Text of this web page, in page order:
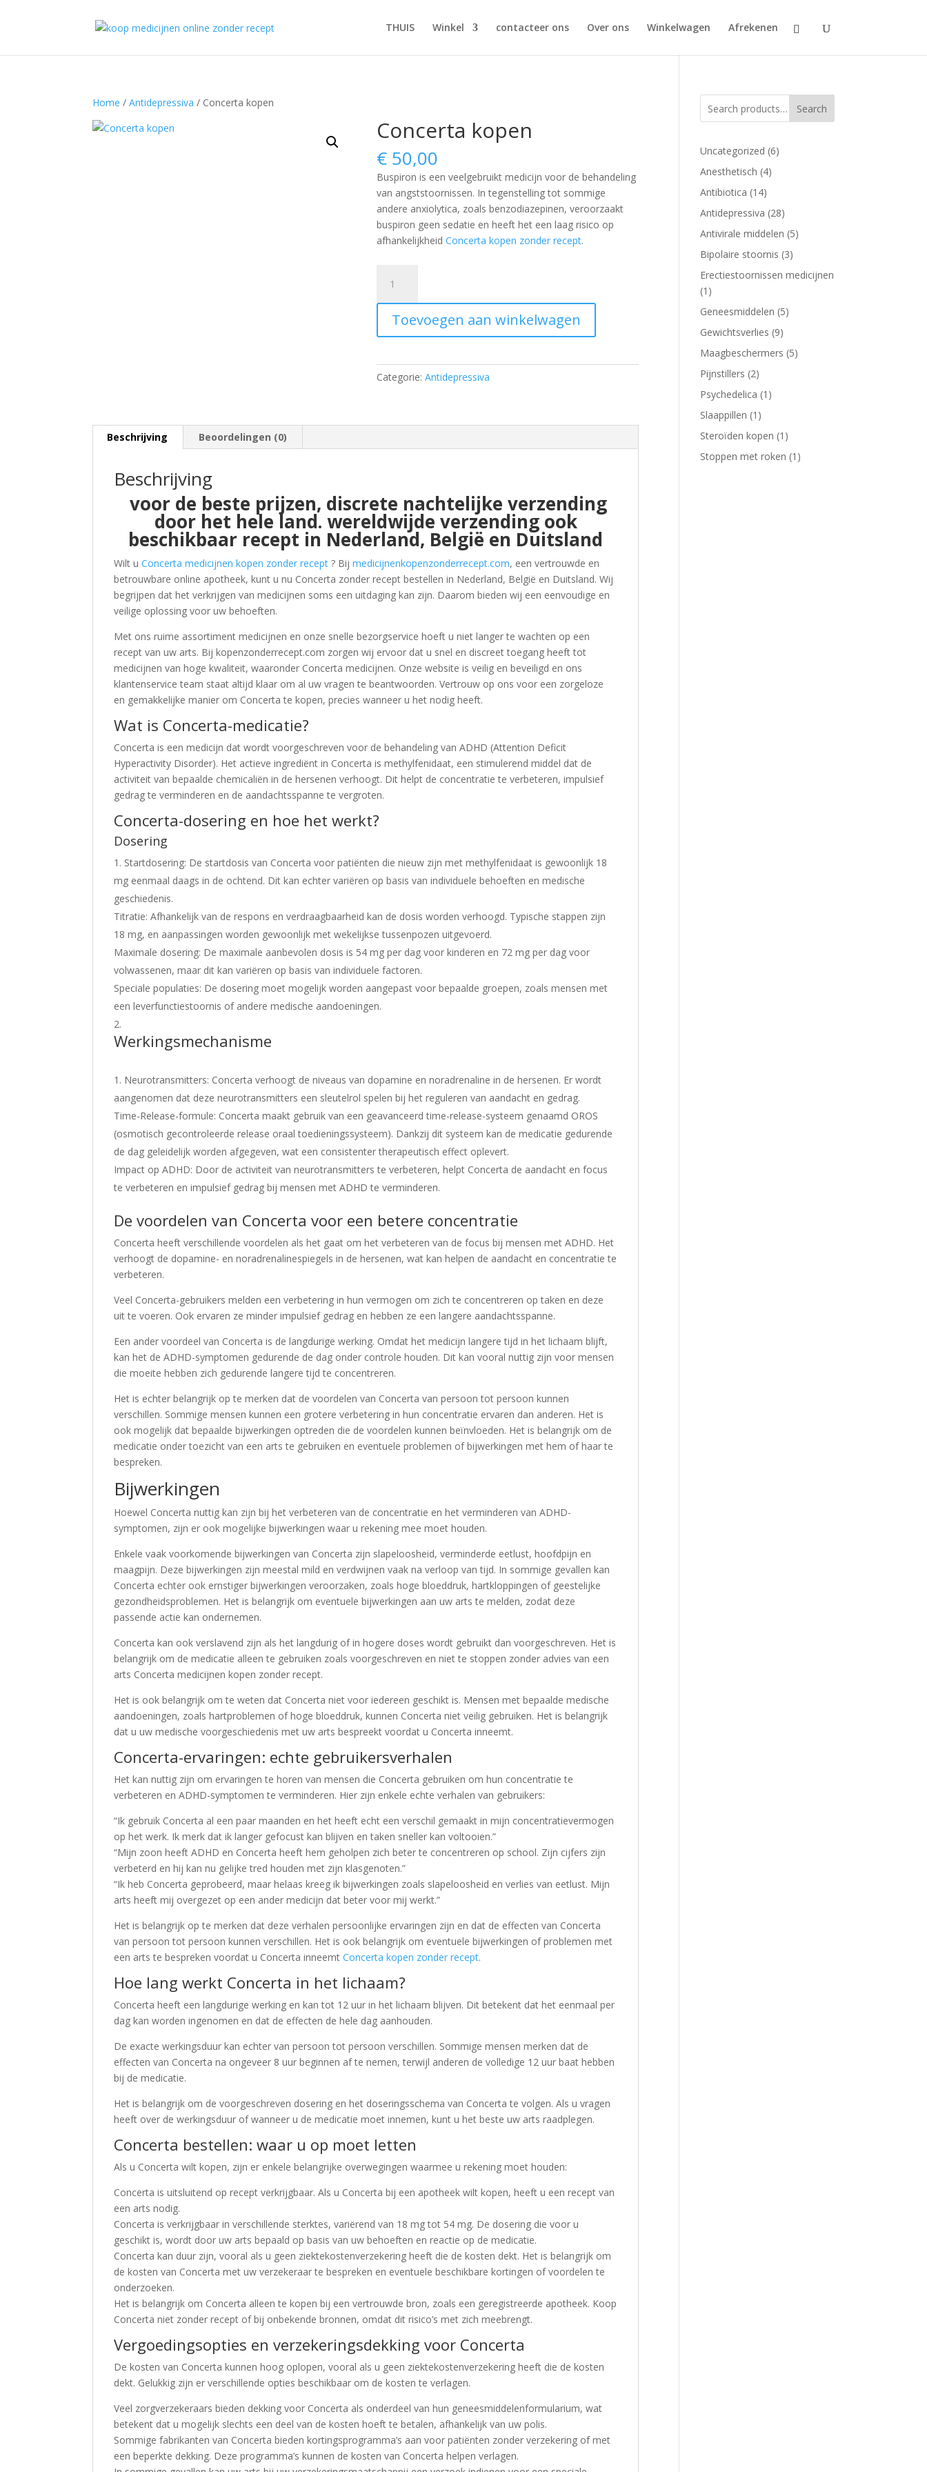
THUIS Winkel contacteer ons Over ons Winkelwagen Afrekenen
Home /Antidepressiva / Concerta kopen
Concerta kopen
€ 50,00
Buspiron is een veelgebruikt medicijn voor de behandeling
van angststoornissen. In tegenstelling tot sommige
andere anxiolytica, zoals benzodiazepinen, veroorzaakt
buspiron geen sedatie en heeft het een laag risico op
afhankelijkheidConcerta kopen zonder recept.
kopen
aantal
Toevoegen aan winkelwagen
Categorie:Antidepressiva
Beschrijving Beoordelingen (0)
Beschrijving
voor de beste prijzen, discrete nachtelijke verzending
door het hele land. wereldwijde verzending ook
beschikbaar recept in Nederland, België en Duitsland
Wilt uConcerta medicijnen kopen zonder recept ? Bijmedicijnenkopenzonderrecept.com, een vertrouwde en
betrouwbare online apotheek, kunt u nu Concerta zonder recept bestellen in Nederland, België en Duitsland. Wij
begrijpen dat het verkrijgen van medicijnen soms een uitdaging kan zijn. Daarom bieden wij een eenvoudige en
veilige oplossing voor uw behoeften.
Met ons ruime assortiment medicijnen en onze snelle bezorgservice hoeft u niet langer te wachten op een
recept van uw arts. Bij kopenzonderrecept.com zorgen wij ervoor dat u snel en discreet toegang heeft tot
medicijnen van hoge kwaliteit, waaronder Concerta medicijnen. Onze website is veilig en beveiligd en ons
klantenservice team staat altijd klaar om al uw vragen te beantwoorden. Vertrouw op ons voor een zorgeloze
en gemakkelijke manier om Concerta te kopen, precies wanneer u het nodig heeft.
Wat is Concerta-medicatie?
Concerta is een medicijn dat wordt voorgeschreven voor de behandeling van ADHD (Attention Deficit
Hyperactivity Disorder). Het actieve ingrediënt in Concerta is methylfenidaat, een stimulerend middel dat de
activiteit van bepaalde chemicaliën in de hersenen verhoogt. Dit helpt de concentratie te verbeteren, impulsief
gedrag te verminderen en de aandachtsspanne te vergroten.
Concerta-dosering en hoe het werkt?
Dosering
Startdosering: De startdosis van Concerta voor patiënten die nieuw zijn met methylfenidaat is gewoonlijk 18
mg eenmaal daags in de ochtend. Dit kan echter variëren op basis van individuele behoeften en medische
geschiedenis.
Titratie: Afhankelijk van de respons en verdraagbaarheid kan de dosis worden verhoogd. Typische stappen zijn
18 mg, en aanpassingen worden gewoonlijk met wekelijkse tussenpozen uitgevoerd.
Maximale dosering: De maximale aanbevolen dosis is 54 mg per dag voor kinderen en 72 mg per dag voor
volwassenen, maar dit kan variëren op basis van individuele factoren.
Speciale populaties: De dosering moet mogelijk worden aangepast voor bepaalde groepen, zoals mensen met
een leverfunctiestoornis of andere medische aandoeningen.
Werkingsmechanisme
Neurotransmitters: Concerta verhoogt de niveaus van dopamine en noradrenaline in de hersenen. Er wordt
aangenomen dat deze neurotransmitters een sleutelrol spelen bij het reguleren van aandacht en gedrag.
Time-Release-formule: Concerta maakt gebruik van een geavanceerd time-release-systeem genaamd OROS
(osmotisch gecontroleerde release oraal toedieningssysteem). Dankzij dit systeem kan de medicatie gedurende
de dag geleidelijk worden afgegeven, wat een consistenter therapeutisch effect oplevert.
Impact op ADHD: Door de activiteit van neurotransmitters te verbeteren, helpt Concerta de aandacht en focus
te verbeteren en impulsief gedrag bij mensen met ADHD te verminderen.
De voordelen van Concerta voor een betere concentratie
Concerta heeft verschillende voordelen als het gaat om het verbeteren van de focus bij mensen met ADHD. Het
verhoogt de dopamine- en noradrenalinespiegels in de hersenen, wat kan helpen de aandacht en concentratie te
verbeteren.
Veel Concerta-gebruikers melden een verbetering in hun vermogen om zich te concentreren op taken en deze
uit te voeren. Ook ervaren ze minder impulsief gedrag en hebben ze een langere aandachtsspanne.
Een ander voordeel van Concerta is de langdurige werking. Omdat het medicijn langere tijd in het lichaam blijft,
kan het de ADHD-symptomen gedurende de dag onder controle houden. Dit kan vooral nuttig zijn voor mensen
die moeite hebben zich gedurende langere tijd te concentreren.
Het is echter belangrijk op te merken dat de voordelen van Concerta van persoon tot persoon kunnen
verschillen. Sommige mensen kunnen een grotere verbetering in hun concentratie ervaren dan anderen. Het is
ook mogelijk dat bepaalde bijwerkingen optreden die de voordelen kunnen beïnvloeden. Het is belangrijk om de
medicatie onder toezicht van een arts te gebruiken en eventuele problemen of bijwerkingen met hem of haar te
bespreken.
Bijwerkingen
Hoewel Concerta nuttig kan zijn bij het verbeteren van de concentratie en het verminderen van ADHD-
symptomen, zijn er ook mogelijke bijwerkingen waar u rekening mee moet houden.
Enkele vaak voorkomende bijwerkingen van Concerta zijn slapeloosheid, verminderde eetlust, hoofdpijn en
maagpijn. Deze bijwerkingen zijn meestal mild en verdwijnen vaak na verloop van tijd. In sommige gevallen kan
Concerta echter ook ernstiger bijwerkingen veroorzaken, zoals hoge bloeddruk, hartkloppingen of geestelijke
gezondheidsproblemen. Het is belangrijk om eventuele bijwerkingen aan uw arts te melden, zodat deze
passende actie kan ondernemen.
Concerta kan ook verslavend zijn als het langdurig of in hogere doses wordt gebruikt dan voorgeschreven. Het is
belangrijk om de medicatie alleen te gebruiken zoals voorgeschreven en niet te stoppen zonder advies van een
arts Concerta medicijnen kopen zonder recept.
Het is ook belangrijk om te weten dat Concerta niet voor iedereen geschikt is. Mensen met bepaalde medische
aandoeningen, zoals hartproblemen of hoge bloeddruk, kunnen Concerta niet veilig gebruiken. Het is belangrijk
dat u uw medische voorgeschiedenis met uw arts bespreekt voordat u Concerta inneemt.
Concerta-ervaringen: echte gebruikersverhalen
Het kan nuttig zijn om ervaringen te horen van mensen die Concerta gebruiken om hun concentratie te
verbeteren en ADHD-symptomen te verminderen. Hier zijn enkele echte verhalen van gebruikers:
“Ik gebruik Concerta al een paar maanden en het heeft echt een verschil gemaakt in mijn concentratievermogen
op het werk. Ik merk dat ik langer gefocust kan blijven en taken sneller kan voltooien.”
“Mijn zoon heeft ADHD en Concerta heeft hem geholpen zich beter te concentreren op school. Zijn cijfers zijn
verbeterd en hij kan nu gelijke tred houden met zijn klasgenoten.”
“Ik heb Concerta geprobeerd, maar helaas kreeg ik bijwerkingen zoals slapeloosheid en verlies van eetlust. Mijn
arts heeft mij overgezet op een ander medicijn dat beter voor mij werkt.”
Het is belangrijk op te merken dat deze verhalen persoonlijke ervaringen zijn en dat de effecten van Concerta
van persoon tot persoon kunnen verschillen. Het is ook belangrijk om eventuele bijwerkingen of problemen met
een arts te bespreken voordat u Concerta inneemtConcerta kopen zonder recept.
Hoe lang werkt Concerta in het lichaam?
Concerta heeft een langdurige werking en kan tot 12 uur in het lichaam blijven. Dit betekent dat het eenmaal per
dag kan worden ingenomen en dat de effecten de hele dag aanhouden.
De exacte werkingsduur kan echter van persoon tot persoon verschillen. Sommige mensen merken dat de
effecten van Concerta na ongeveer 8 uur beginnen af ​​te nemen, terwijl anderen de volledige 12 uur baat hebben
bij de medicatie.
Het is belangrijk om de voorgeschreven dosering en het doseringsschema van Concerta te volgen. Als u vragen
heeft over de werkingsduur of wanneer u de medicatie moet innemen, kunt u het beste uw arts raadplegen.
Concerta bestellen: waar u op moet letten
Als u Concerta wilt kopen, zijn er enkele belangrijke overwegingen waarmee u rekening moet houden:
Concerta is uitsluitend op recept verkrijgbaar. Als u Concerta bij een apotheek wilt kopen, heeft u een recept van
een arts nodig.
Concerta is verkrijgbaar in verschillende sterktes, variërend van 18 mg tot 54 mg. De dosering die voor u
geschikt is, wordt door uw arts bepaald op basis van uw behoeften en reactie op de medicatie.
Concerta kan duur zijn, vooral als u geen ziektekostenverzekering heeft die de kosten dekt. Het is belangrijk om
de kosten van Concerta met uw verzekeraar te bespreken en eventuele beschikbare kortingen of voordelen te
onderzoeken.
Het is belangrijk om Concerta alleen te kopen bij een vertrouwde bron, zoals een geregistreerde apotheek. Koop
Concerta niet zonder recept of bij onbekende bronnen, omdat dit risico’s met zich meebrengt.
Vergoedingsopties en verzekeringsdekking voor Concerta
De kosten van Concerta kunnen hoog oplopen, vooral als u geen ziektekostenverzekering heeft die de kosten
dekt. Gelukkig zijn er verschillende opties beschikbaar om de kosten te verlagen.
Veel zorgverzekeraars bieden dekking voor Concerta als onderdeel van hun geneesmiddelenformularium, wat
betekent dat u mogelijk slechts een deel van de kosten hoeft te betalen, afhankelijk van uw polis.
Sommige fabrikanten van Concerta bieden kortingsprogramma’s aan voor patiënten zonder verzekering of met
een beperkte dekking. Deze programma’s kunnen de kosten van Concerta helpen verlagen.
Search
Uncategorized 66
Anesthetisch 44
Antibiotica 1414
producten
Antidepressiva 2828
producten
Antivirale middelen 55
Bipolaire stoornis 33
producten
Erectiestoornissen medicijnen
1 1
Geneesmiddelen 55
Gewichtsverlies 99
producten
Maagbeschermers 55
Pijnstillers 22
producten
Psychedelica 1 1
Slaappillen 1 1
product
Steroïden kopen 1 1
product
Stoppen met roken 1 1